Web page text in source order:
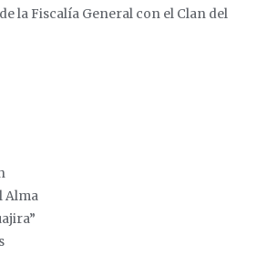
la Fiscalía General con el Clan del
Alma